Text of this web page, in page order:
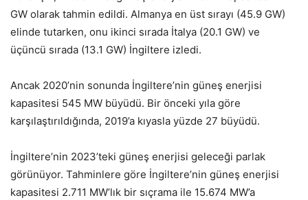
GW olarak tahmin edildi. Almanya en üst sırayı (45.9 GW)
elinde tutarken, onu ikinci sırada İtalya (20.1 GW) ve
üçüncü sırada (13.1 GW) İngiltere izledi.
Ancak 2020’nin sonunda İngiltere’nin güneş enerjisi
kapasitesi 545 MW büyüdü. Bir önceki yıla göre
karşılaştırıldığında, 2019’a kıyasla yüzde 27 büyüdü.
İngiltere’nin 2023’teki güneş enerjisi geleceği parlak
görünüyor. Tahminlere göre İngiltere’nin güneş enerjisi
kapasitesi 2.711 MW’lık bir sıçrama ile 15.674 MW’a